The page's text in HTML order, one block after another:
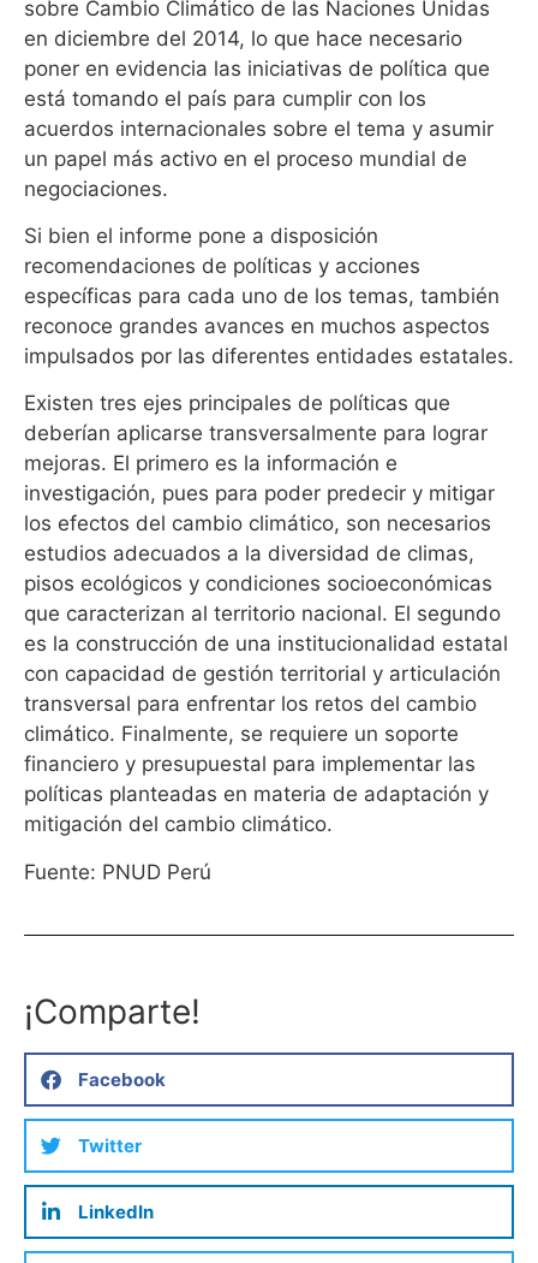
sobre Cambio Climático de las Naciones Unidas
en diciembre del 2014, lo que hace necesario
poner en evidencia las iniciativas de política que
está tomando el país para cumplir con los
acuerdos internacionales sobre el tema y asumir
un papel más activo en el proceso mundial de
negociaciones.
Si bien el informe pone a disposición
recomendaciones de políticas y acciones
específicas para cada uno de los temas, también
reconoce grandes avances en muchos aspectos
impulsados por las diferentes entidades estatales.
Existen tres ejes principales de políticas que
deberían aplicarse transversalmente para lograr
mejoras. El primero es la información e
investigación, pues para poder predecir y mitigar
los efectos del cambio climático, son necesarios
estudios adecuados a la diversidad de climas,
pisos ecológicos y condiciones socioeconómicas
que caracterizan al territorio nacional. El segundo
es la construcción de una institucionalidad estatal
con capacidad de gestión territorial y articulación
transversal para enfrentar los retos del cambio
climático. Finalmente, se requiere un soporte
financiero y presupuestal para implementar las
políticas planteadas en materia de adaptación y
mitigación del cambio climático.
Fuente: PNUD Perú
¡Comparte!
Facebook
Twitter
LinkedIn